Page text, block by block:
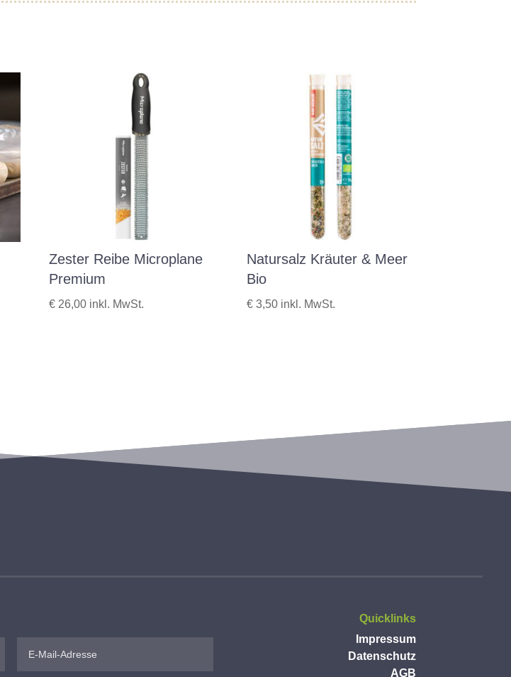
Zester Reibe Microplane
Premium
€ 26,00 inkl. MwSt.
Natursalz Kräuter & Meer
Bio
€ 3,50 inkl. MwSt.
Quicklinks
Impressum
Datenschutz
AGB